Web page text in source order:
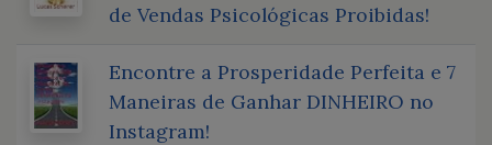
de Vendas Psicológicas Proibidas!
Encontre a Prosperidade Perfeita e 7
Maneiras de Ganhar DINHEIRO no
Instagram!